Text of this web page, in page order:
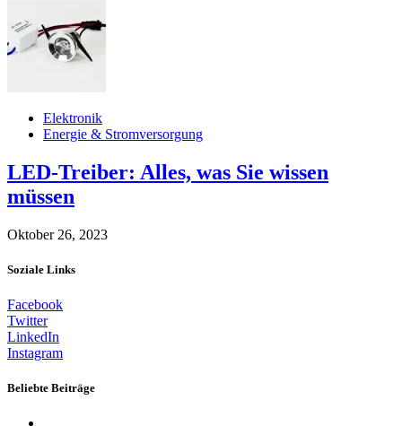
Elektronik
Energie & Stromversorgung
LED-Treiber: Alles, was Sie wissen
müssen
Oktober 26, 2023
Soziale Links
Facebook
Twitter
LinkedIn
Instagram
Beliebte Beiträge